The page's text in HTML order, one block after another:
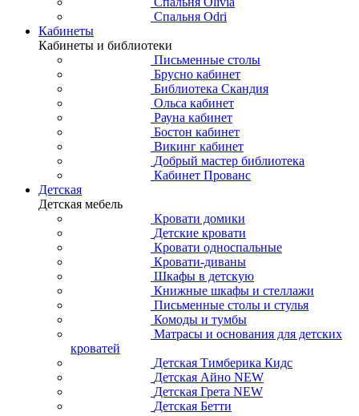
Спальня Odri
Кабинеты
Кабинеты и библиотеки
Письменные столы
Брусно кабинет
Библиотека Скандия
Ольса кабинет
Рауна кабинет
Бостон кабинет
Викинг кабинет
Добрый мастер библиотека
Кабинет Прованс
Детская
Детская мебель
Кровати домики
Детские кровати
Кровати односпальные
Кровати-диваны
Шкафы в детскую
Книжные шкафы и стеллажи
Письменные столы и стулья
Комоды и тумбы
Матрасы и основания для детских
кроватей
Детская Тимберика Кидс
Детская Айно NEW
Детская Грета NEW
Детская Бетти